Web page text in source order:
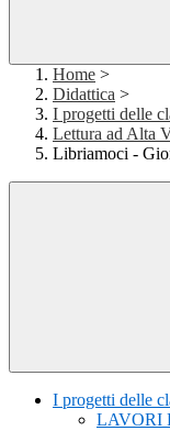
Home >
Didattica >
I progetti delle
Lettura ad Alta
Libriamoci -
I progetti delle
LAVORI